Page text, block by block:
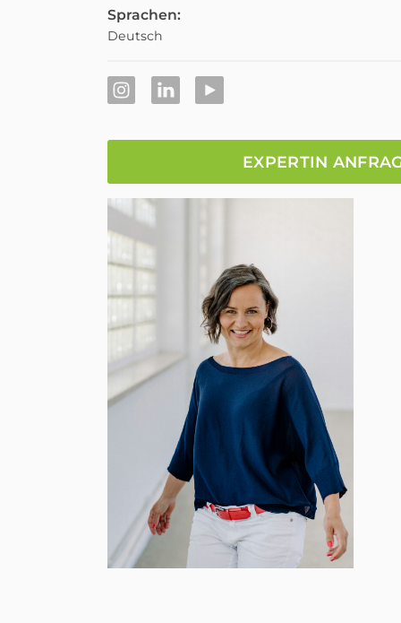
Sprachen:
Deutsch
EXPERTIN